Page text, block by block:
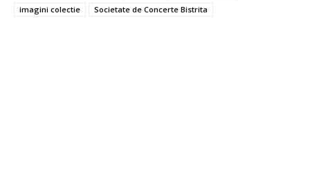
imagini colectie
Societate de Concerte Bistrita